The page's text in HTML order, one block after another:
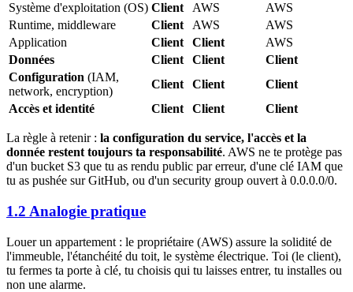
Système d'exploitation (OS) Client AWS
AWS
Runtime, middleware
Client AWS
AWS
Application
Client Client
AWS
Données
Client Client
Client
Configuration (IAM,
network, encryption)
Client Client
Client
Accès et identité
Client Client Client
La règle à retenir : la configuration du service, l'accès et la
donnée restent toujours ta responsabilité. AWS ne te protège pas
d'un bucket S3 que tu as rendu public par erreur, d'une clé IAM que
tu as pushée sur GitHub, ou d'un security group ouvert à 0.0.0.0/0.
1.2 Analogie pratique
Louer un appartement : le propriétaire (AWS) assure la solidité de
l'immeuble, l'étanchéité du toit, le système électrique. Toi (le client),
tu fermes ta porte à clé, tu choisis qui tu laisses entrer, tu installes ou
non une alarme.